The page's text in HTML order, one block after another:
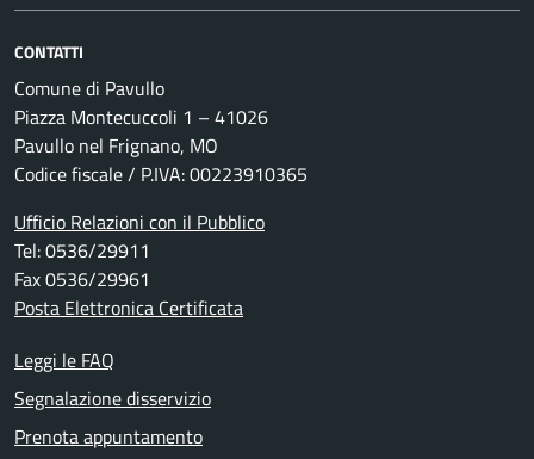
CONTATTI
Comune di Pavullo
Piazza Montecuccoli 1 – 41026
Pavullo nel Frignano, MO
Codice fiscale / P.IVA: 00223910365
Ufficio Relazioni con il Pubblico
Tel: 0536/29911
Fax 0536/29961
Posta Elettronica Certificata
Leggi le FAQ
Segnalazione disservizio
Prenota appuntamento